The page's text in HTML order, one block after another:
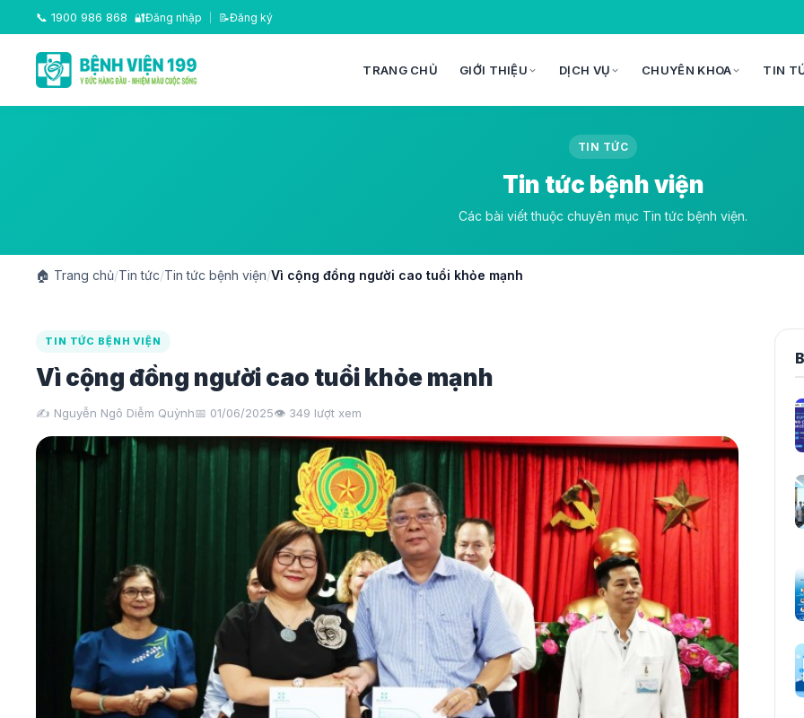
📞 1900 986 868 🔐Đăng nhập 📝Đăng ký
TRANG CHỦ GIỚI THIỆU DỊCH VỤ CHUYÊN KHOA TIN
TIN TỨC
Tin tức bệnh viện
Các bài viết thuộc chuyên mục Tin tức bệnh viện.
🏠 Trang chủ/Tin tức/Tin tức bệnh viện/Vì cộng đồng người cao tuổi khỏe mạnh
TIN TỨC BỆNH VIỆN
Vì cộng đồng người cao tuổi khỏe mạnh
✍️ Nguyễn Ngô Diễm Quỳnh📅 01/06/2025👁️ 349 lượt xem